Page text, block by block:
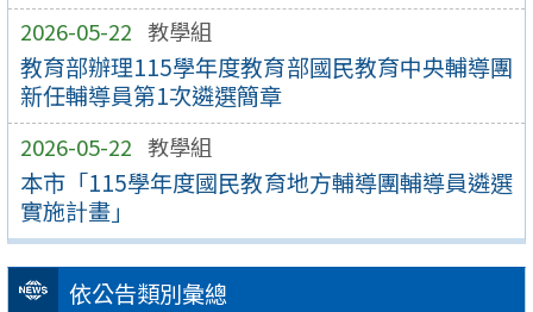
2026-05-22 教學組
教育部辦理115學年度教育部國民教育中央輔導團
新任輔導員第1次遴選簡章
2026-05-22 教學組
本市「115學年度國民教育地方輔導團輔導員遴選
實施計畫」
依公告類別彙總